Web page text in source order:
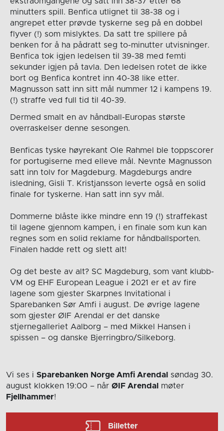
minutters spill. Benfica utlignet til 38-38 og i
angrepet etter prøvde tyskerne seg på en dobbel
flyver (!) som mislyktes. Da satt tre spillere på
benken for å ha pådratt seg to-minutter utvisninger.
Benfica tok igjen ledelsen til 39-38 med femti
sekunder igjen på tavla. Den ledelsen rotet de ikke
bort og Benfica kontret inn 40-38 like etter.
Magnusson satt inn sitt mål nummer 12 i kampens 19.
(!) straffe ved full tid til 40-39.
Dermed smalt en av håndball-Europas største
overraskelser denne sesongen.
Benficas tyske høyrekant Ole Rahmel ble toppscorer
for portugiserne med elleve mål. Nevnte Magnusson
satt inn tolv for Magdeburg. Magdeburgs andre
isledning, Gisli T. Kristjansson leverte også en solid
finale for tyskerne. Han satt inn syv mål.
Dommerne blåste ikke mindre enn 19 (!) straffekast
til lagene gjennom kampen, i en finale som kun kan
regnes som en solid reklame for håndballsporten.
Finalen hadde rett og slett alt!
Og det beste av alt? SC Magdeburg, som vant klubb-
VM og EHF European League i 2021 er et av fire
lagene som gjester Skarpnes Invitational i
Sparebanken Sør Amfi i august. De øvrige lagene
som gjester ØIF Arendal er det danske
stjernegalleriet Aalborg – med Mikkel Hansen i
spissen – og danske Bjerringbro/Silkeborg.
Vi ses i Sparebanken Norge Amfi Arendal søndag 30.
august klokken 19:00 – når ØIF Arendal møter
Fjellhammer!
Billetter